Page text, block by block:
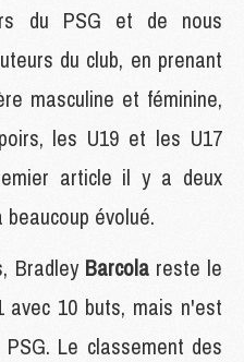
du PSG et de nous
du club, en prenant
masculine et féminine,
les U19 et les U17
article il y a deux
évolué.
Bradley Barcola reste le
avec 10 buts, mais n'est
Le classement des